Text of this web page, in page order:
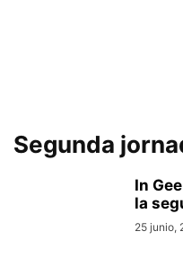
Segunda
In
la
25 junio,